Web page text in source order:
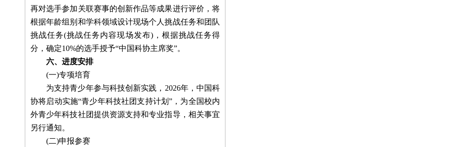
再对选手参加关联赛事的创新作品等成果进行评价，将
根据年龄组别和学科领域设计现场个人挑战任务和团队
挑战任务(挑战任务内容现场发布)，根据挑战任务得
分，确定10%的选手授予“中国科协主席奖”。
六、进度安排
(一)专项培育
为支持青少年参与科技创新实践，2026年，中国科
协将启动实施“青少年科技社团支持计划”，为全国校内
外青少年科技社团提供资源支持和专业指导，相关事宜
另行通知。
(二)申报参赛